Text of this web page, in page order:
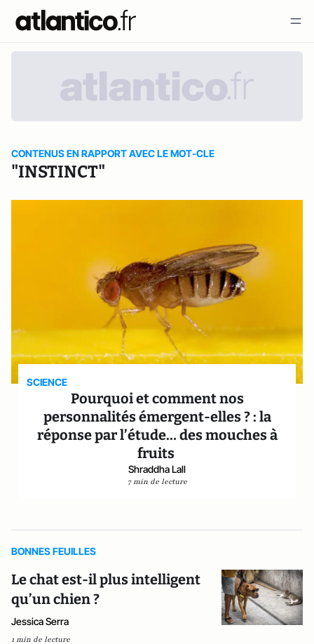
CONTENUS EN RAPPORT AVEC LE MOT-CLE
"INSTINCT"
SCIENCE
Pourquoi et comment nos
personnalités émergent-elles ? : la
réponse par l’étude… des mouches à
fruits
Shraddha Lall
7 min de lecture
BONNES FEUILLES
Le chat est-il plus intelligent
qu’un chien ?
Jessica Serra
1 min de lecture